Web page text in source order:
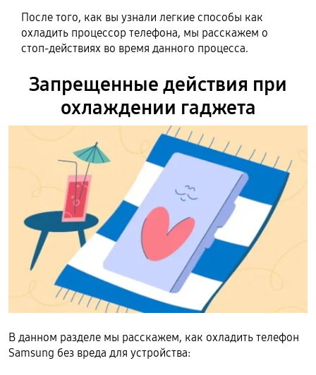
После того, как вы узнали легкие способы как
охладить процессор телефона, мы расскажем о
стоп-действиях во время данного процесса.
Запрещенные действия при
охлаждении гаджета
В данном разделе мы расскажем, как охладить телефон
Samsung без вреда для устройства: